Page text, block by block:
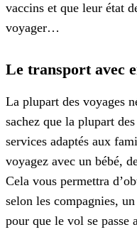
vaccins et que leur état
voyager…
Le transport avec
La plupart des voyages
sachez que la plupart
services adaptés aux
voyagez avec un bébé,
Cela vous permettra
selon les compagnies,
pour que le vol se passe